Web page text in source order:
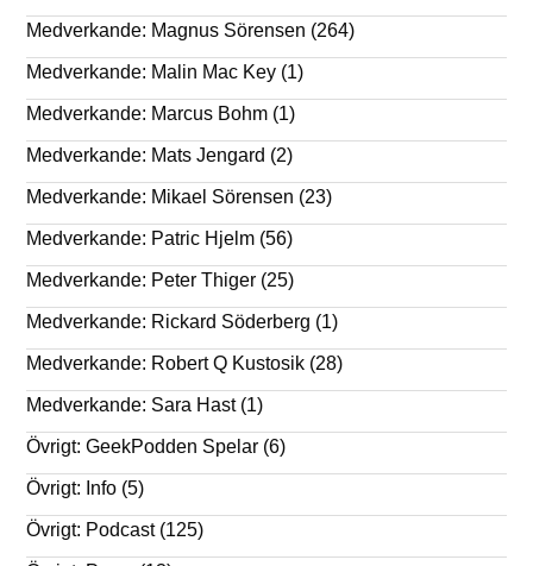
Medverkande: Magnus Sörensen (264)
Medverkande: Malin Mac Key (1)
Medverkande: Marcus Bohm (1)
Medverkande: Mats Jengard (2)
Medverkande: Mikael Sörensen (23)
Medverkande: Patric Hjelm (56)
Medverkande: Peter Thiger (25)
Medverkande: Rickard Söderberg (1)
Medverkande: Robert Q Kustosik (28)
Medverkande: Sara Hast(1)
Övrigt: GeekPodden Spelar (6)
Övrigt: Info (5)
Övrigt: Podcast(125)